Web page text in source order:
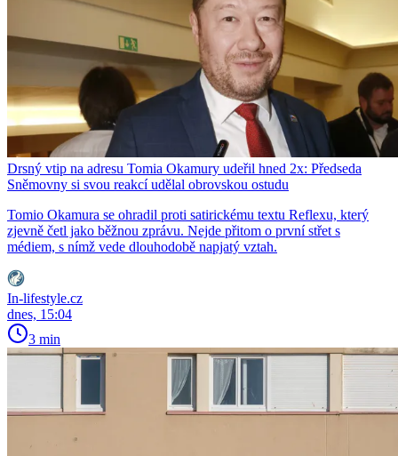
Drsný vtip na adresu Tomia Okamury udeřil hned 2x: Předseda
Sněmovny si svou reakcí udělal obrovskou ostudu
Tomio Okamura se ohradil proti satirickému textu Reflexu, který
zjevně četl jako běžnou zprávu. Nejde přitom o první střet s
médiem, s nímž vede dlouhodobě napjatý vztah.
In-lifestyle.cz
dnes, 15:04
3 min